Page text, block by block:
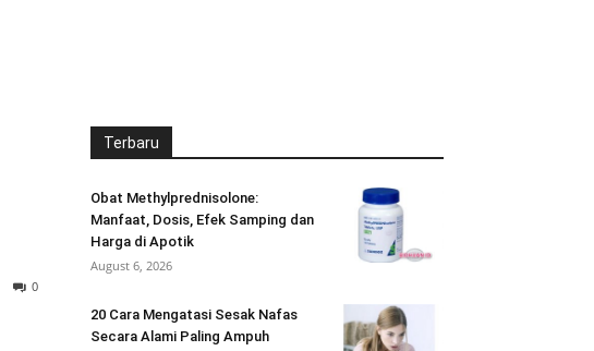
0
Terbaru
Obat Methylprednisolone:
Manfaat, Dosis, Efek Samping dan
Harga di Apotik
August 6, 2026
20 Cara Mengatasi Sesak Nafas
Secara Alami Paling Ampuh